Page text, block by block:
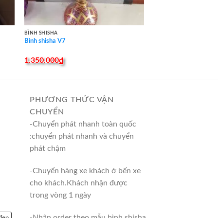
BÌNH SHISHA
Bình shisha V7
1.350.000₫
PHƯƠNG THỨC VẬN
CHUYỂN
-Chuyển phát nhanh toàn quốc
:chuyển phát nhanh và chuyển
phát chậm
-Chuyển hàng xe khách ở bến xe
cho khách.Khách nhận được
trong vòng 1 ngày